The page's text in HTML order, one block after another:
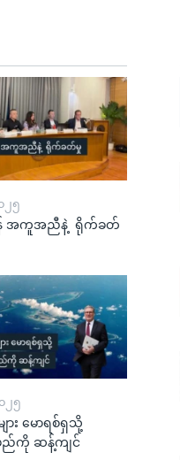
၂၅
အကူအညီနဲ့ ရိုက်ခတ်
၂၅
ျား မောရစ်ရှသို့
မည်ကို ဆန့်ကျင်